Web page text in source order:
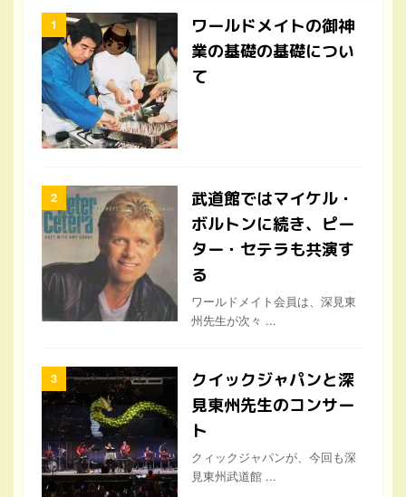
ワールドメイトの御神
業の基礎の基礎につい
て
武道館ではマイケル・
ボルトンに続き、ピー
ター・セテラも共演す
る
ワールドメイト会員は、深見東
州先生が次々 ...
クイックジャパンと深
見東州先生のコンサー
ト
クィックジャパンが、今回も深
見東州武道館 ...